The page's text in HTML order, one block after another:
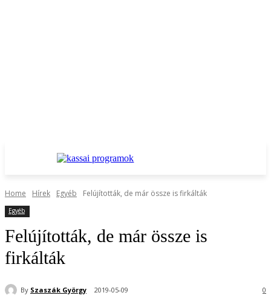
Home Hírek Egyéb Felújították, de már össze is firkálták
Egyéb
Felújították, de már össze is
firkálták
By Szaszák György 2019-05-09 0